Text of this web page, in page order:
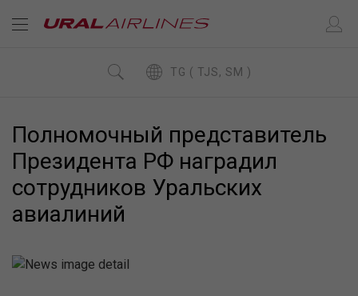
TG ( TJS, SM )
Полномочный представитель
Президента РФ наградил
сотрудников Уральских
авиалиний